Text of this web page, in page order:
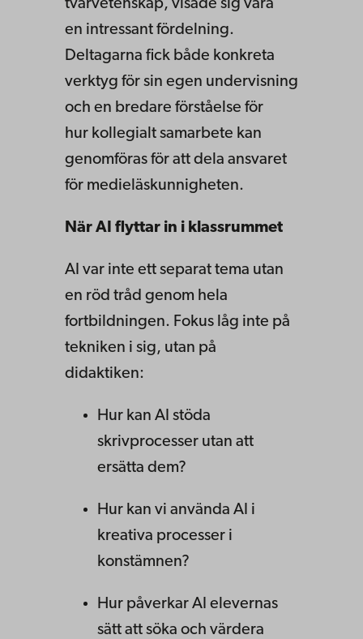
tvärvetenskap, visade sig vara
en intressant fördelning.
Deltagarna fick både konkreta
verktyg för sin egen undervisning
och en bredare förståelse för
hur kollegialt samarbete kan
genomföras för att dela ansvaret
för medieläskunnigheten.
När AI flyttar in i klassrummet
AI var inte ett separat tema utan
en röd tråd genom hela
fortbildningen. Fokus låg inte på
tekniken i sig, utan på
didaktiken:
Hur kan AI stöda
skrivprocesser utan att
ersätta dem?
Hur kan vi använda AI i
kreativa processer i
konstämnen?
Hur påverkar AI elevernas
sätt att söka och värdera